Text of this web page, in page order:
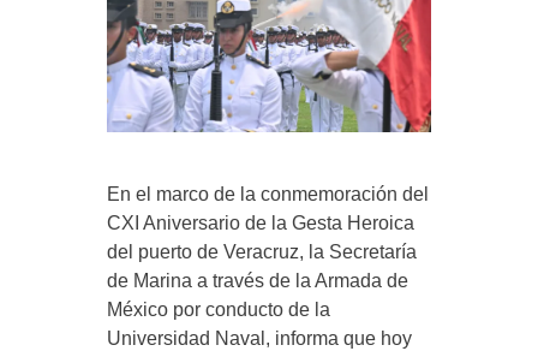
En el marco de la conmemoración del
CXI Aniversario de la Gesta Heroica
del puerto de Veracruz, la Secretaría
de Marina a través de la Armada de
México por conducto de la
Universidad Naval, informa que hoy